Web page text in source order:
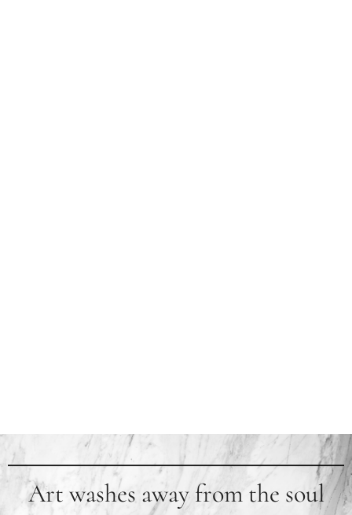
Art washes away from the soul